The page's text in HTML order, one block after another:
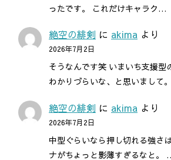
ったです。 これだけキャラク…
絶空の緋剣 に akima より
2026年7月2日
そうなんです笑 いまいち支援型
わかりづらいな、と思いまして
絶空の緋剣 に akima より
2026年7月2日
中型ぐらいなら押し切れる強さ
ナがちょっと影薄すぎるなと。